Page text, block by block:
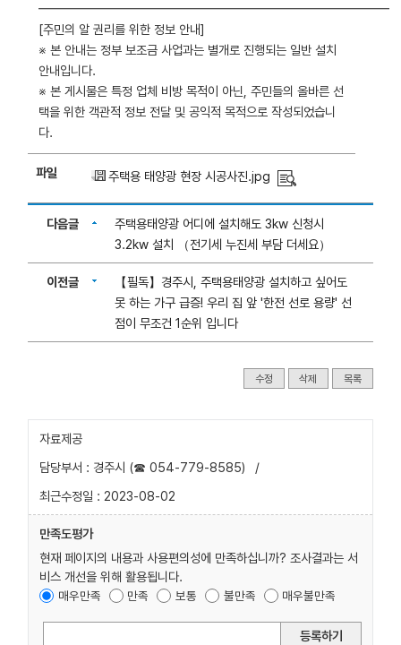
[주민의 알 권리를 위한 정보 안내]
※ 본 안내는 정부 보조금 사업과는 별개로 진행되는 일반 설치
안내입니다.
※ 본 게시물은 특정 업체 비방 목적이 아닌, 주민들의 올바른 선
택을 위한 객관적 정보 전달 및 공익적 목적으로 작성되었습니
다.
파일 주택용 태양광 현장 시공사진.jpg
다음글
주택용태양광 어디에 설치해도 3kw 신청시
3.2kw 설치 （전기세 누진세 부담 더세요）
이전글
【필독】경주시, 주택용태양광 설치하고 싶어도
못 하는 가구 급증! 우리 집 앞 '한전 선로 용량' 선
점이 무조건 1순위 입니다
수정 삭제 목록
자료제공
담당부서 : 경주시 (☎ 054-779-8585)
/
최근수정일 : 2023-08-02
만족도평가
현재 페이지의 내용과 사용편의성에 만족하십니까? 조사결과는 서
비스 개선을 위해 활용됩니다.
매우만족 만족 보통 불만족 매우불만족
등록하기